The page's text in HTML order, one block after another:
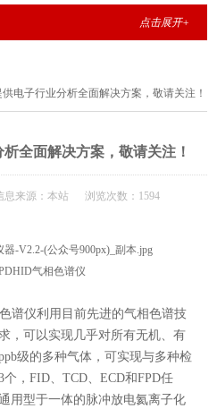
点击展开+
电子行业分析全面解决方案，敬请关注！
全面解决方案，敬请关注！
息来源：本站 浏览次数：1594
气相色谱仪
谱仪利用目前先进的气相色谱技
，可以实现几乎对所有无机、有
级的多种气体，可实现与多种检
，FID、TCD、ECD和FPD任
用型于一体的脉冲放电氦离子化